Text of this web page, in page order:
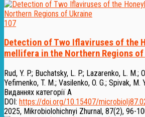
107
Detection of Two Iflaviruses of the
mellifera in the Northern Regions of
Rud, Y. P.; Buchatsky, L. P.; Lazarenko, L. M.;
Yefimenko, T. M.; Vasilenko, O. G.; Spivak, M.
Виданнях категорії А
DOI: https://doi.org/10.15407/
2025, Mikrobiolohichnyi Zhurnal, 87(2), 96-